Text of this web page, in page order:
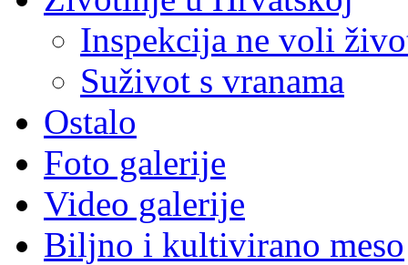
Inspekcija ne voli
Suživot s vranama
Ostalo
Foto galerije
Video galerije
Biljno i kultivirano meso